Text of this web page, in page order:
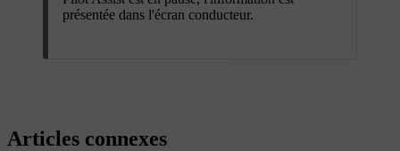
présentée dans l'écran conducteur.
Articles connexes